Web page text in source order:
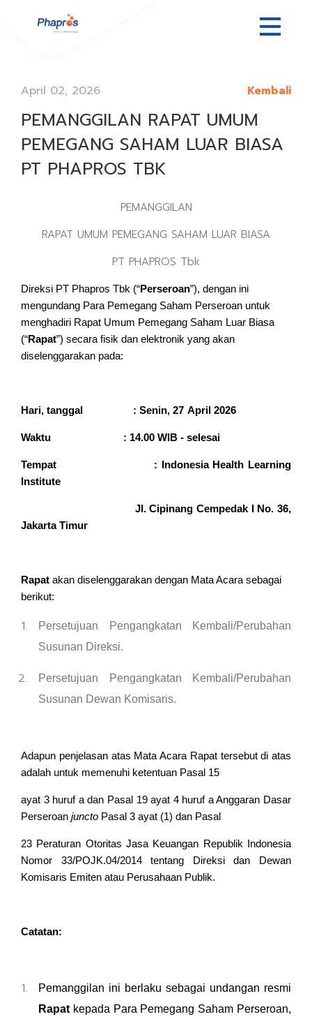
April 02, 2026 Kembali
PEMANGGILAN RAPAT UMUM
PEMEGANG SAHAM LUAR BIASA
PT PHAPROS TBK
PEMANGGILAN
RAPAT UMUM PEMEGANG SAHAM LUAR BIASA
PT PHAPROS Tbk
Direksi PT Phapros Tbk (“Perseroan”), dengan ini
mengundang Para Pemegang Saham Perseroan untuk
menghadiri Rapat Umum Pemegang Saham Luar Biasa
(“Rapat”) secara fisik dan elektronik yang akan
diselenggarakan pada:
Hari, tanggal : Senin, 27 April 2026
Waktu : 14.00 WIB - selesai
Tempat : Indonesia Health Learning
Institute
Jl. Cipinang Cempedak I No. 36,
Jakarta Timur
Rapat akan diselenggarakan dengan Mata Acara sebagai
berikut:
Persetujuan Pengangkatan Kembali/Perubahan
Susunan Direksi.
Persetujuan Pengangkatan Kembali/Perubahan
Susunan Dewan Komisaris.
Adapun penjelasan atas Mata Acara Rapat tersebut di atas
adalah untuk memenuhi ketentuan Pasal 15
ayat 3 huruf a dan Pasal 19 ayat 4 huruf a Anggaran Dasar
Perseroan juncto Pasal 3 ayat (1) dan Pasal
23 Peraturan Otoritas Jasa Keuangan Republik Indonesia
Nomor 33/POJK.04/2014 tentang Direksi dan Dewan
Komisaris Emiten atau Perusahaan Publik.
Catatan:
Pemanggilan ini berlaku sebagai undangan resmi
Rapat kepada Para Pemegang Saham Perseroan,